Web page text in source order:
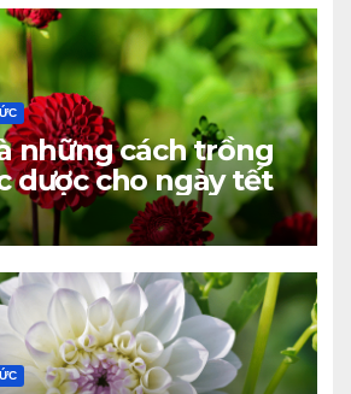
những cách trồng
dược cho ngày tết